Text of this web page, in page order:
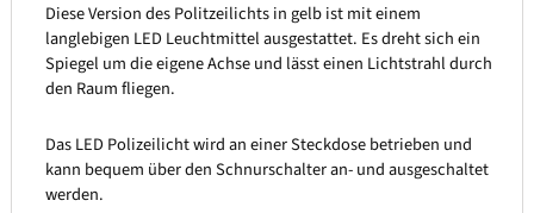
Diese Version des Politzeilichts in gelb ist mit einem
langlebigen LED Leuchtmittel ausgestattet. Es dreht sich ein
Spiegel um die eigene Achse und lässt einen Lichtstrahl durch
den Raum fliegen.
Das LED Polizeilicht wird an einer Steckdose betrieben und
kann bequem über den Schnurschalter an- und ausgeschaltet
werden.